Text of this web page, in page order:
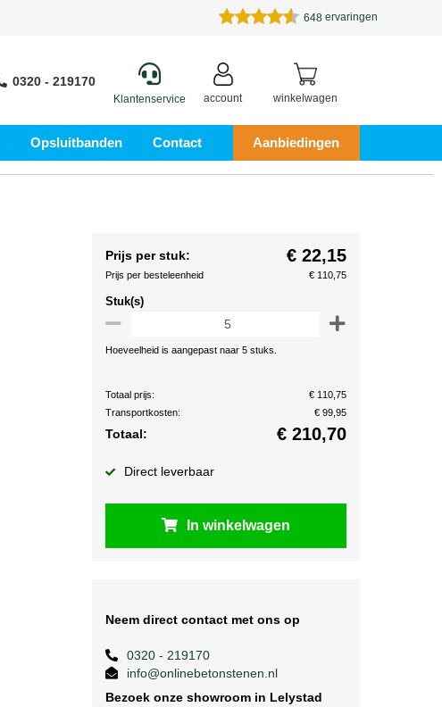
648 ervaringen
0320 - 219170
Klantenservice account winkelwagen
Opsluitbanden Contact Aanbiedingen
Prijs per stuk: € 22,15
Prijs per besteleenheid € 110,75
Stuk(s)
Hoeveelheid is aangepast naar 5 stuks.
Totaal prijs:
€ 110,75
Transportkosten:
€ 99,95
Totaal: € 210,70
Direct leverbaar
In winkelwagen
Neem direct contact met ons op
0320 - 219170
info@onlinebetonstenen.nl
Bezoek onze showroom in Lelystad